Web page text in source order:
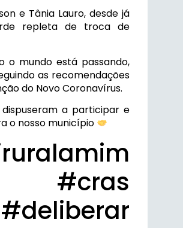
e Tânia Lauro, desde já
repleta de troca de
o mundo está passando,
as recomendações
do Novo Coronavírus.
a participar e
o nosso município